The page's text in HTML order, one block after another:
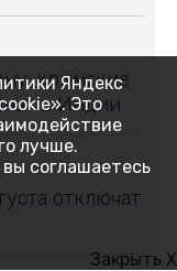
крымские
в Индии
отключат
Закрыть X
Яндекс
Это
лучше.
соглашаетесь